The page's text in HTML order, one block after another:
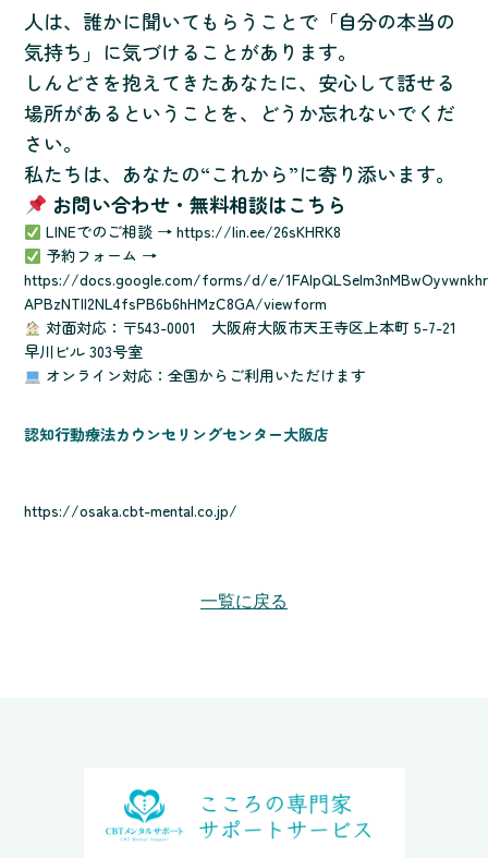
人は、誰かに聞いてもらうことで「自分の本当の
気持ち」に気づけることがあります。
しんどさを抱えてきたあなたに、安心して話せる
場所があるということを、どうか忘れないでくだ
さい。
私たちは、あなたの“これから”に寄り添います。
お問い合わせ・無料相談はこちら
LINEでのご相談 →https://lin.ee/26sKHRK8
予約フォーム →
https://docs.google.com/forms/d/e/
APBzNTll2NL4fsPB6b6hHMzC8GA/viewform
対面対応：〒543-0001 大阪府大阪市天王寺区上本町 5-7-21
早川ビル 303号室
オンライン対応：全国からご利用いただけます
認知行動療法カウンセリングセンター大阪店
https://osaka.cbt-mental.co.jp/
一覧に戻る